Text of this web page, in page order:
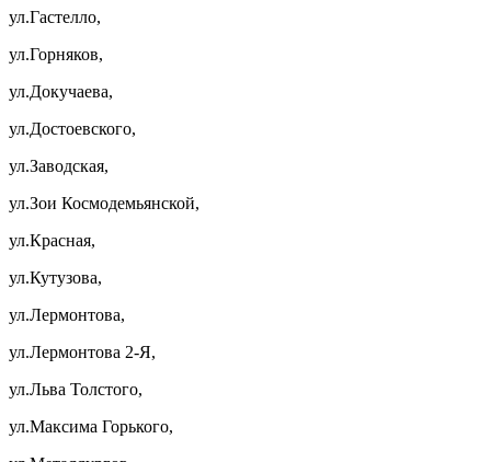
ул.Гастелло,
ул.Горняков,
ул.Докучаева,
ул.Достоевского,
ул.Заводская,
ул.Зои Космодемьянской,
ул.Красная,
ул.Кутузова,
ул.Лермонтова,
ул.Лермонтова 2-Я,
ул.Льва Толстого,
ул.Максима Горького,